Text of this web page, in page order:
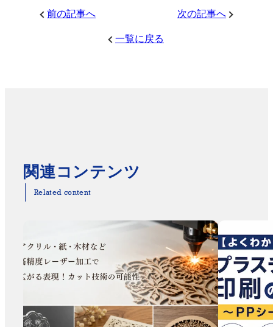
前の記事へ 次の記事へ
一覧に戻る
関連コンテンツ
Related content